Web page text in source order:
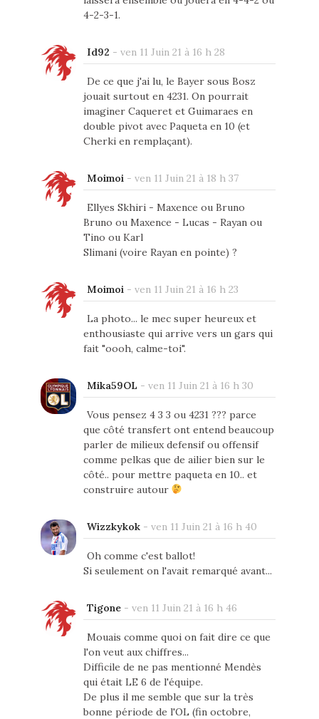
4-2-3-1.
Id92 - ven 11 Juin 21 à 16 h 28
De ce que j'ai lu, le Bayer sous Bosz
jouait surtout en 4231. On pourrait
imaginer Caqueret et Guimaraes en
double pivot avec Paqueta en 10 (et
Cherki en remplaçant).
Moimoi - ven 11 Juin 21 à 18 h 37
Ellyes Skhiri - Maxence ou Bruno
Bruno ou Maxence - Lucas - Rayan ou
Tino ou Karl
Slimani (voire Rayan en pointe) ?
Moimoi - ven 11 Juin 21 à 16 h 23
La photo... le mec super heureux et
enthousiaste qui arrive vers un gars qui
fait "oooh, calme-toi".
Mika59OL - ven 11 Juin 21 à 16 h 30
Vous pensez 4 3 3 ou 4231 ??? parce
que côté transfert ont entend beaucoup
parler de milieux defensif ou offensif
comme pelkas que de ailier bien sur le
côté.. pour mettre paqueta en 10.. et
construire autour
Wizzkykok- ven 11 Juin 21 à 16 h 40
Oh comme c'est ballot!
Si seulement on l'avait remarqué avant...
Tigone- ven 11 Juin 21 à 16 h 46
Mouais comme quoi on fait dire ce que
l'on veut aux chiffres...
Difficile de ne pas mentionné Mendès
qui était LE 6 de l'équipe.
De plus il me semble que sur la très
bonne période de l'OL (fin octobre,